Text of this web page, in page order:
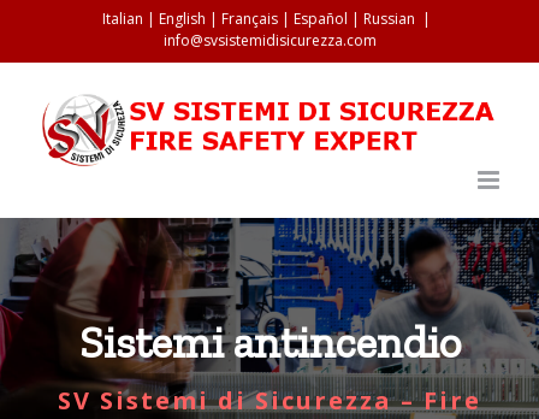
Italian | English | Français| Español | Russian |
info@svsistemidisicurezza.com
Sistemi antincendio
SV Sistemi di Sicurezza – Fire